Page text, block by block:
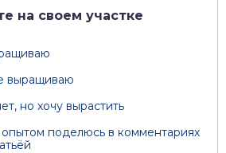
на своем участке
выращиваю
но хочу вырастить
поделюсь в комментариях